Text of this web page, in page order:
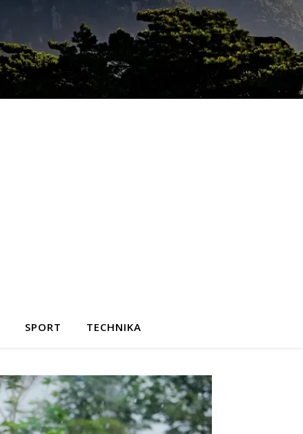
SPORT TECHNIKA